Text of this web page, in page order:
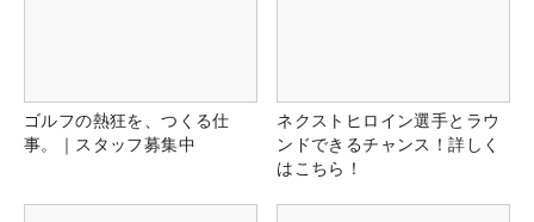
ゴルフの熱狂を、つくる仕
事。｜スタッフ募集中
ネクストヒロイン選手とラウ
ンドできるチャンス！詳しく
はこちら！